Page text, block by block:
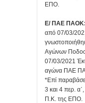
ΕΠΟ.
Ε/ ΠΑΕ ΠΑΟΚ:
από 07/03/
Αγώνων
07/03/2021
αγώνα ΠΑΕ
*Επί
3 και 4 περ.
Π.Κ. της ΕΠΟ.